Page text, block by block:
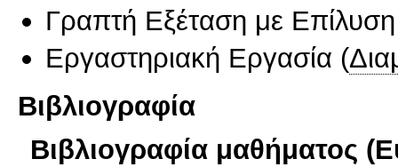
Γραπτή Εξέταση με
Εργαστηριακή Εργασία (
Βιβλιογραφία
Βιβλιογραφία μαθήματος